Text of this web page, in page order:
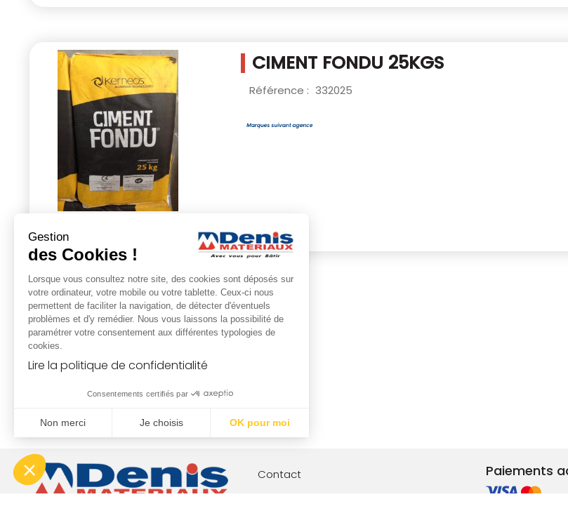
CIMENT FONDU 25KGS
Référence : 332025
Contact
Paiements
Gestion
des Cookies !
Lorsque vous consultez notre site, des cookies sont déposés sur
votre ordinateur, votre mobile ou votre tablette. Ceux-ci nous
permettent de faciliter la navigation, de détecter d'éventuels
problèmes et d'y remédier. Nous vous laissons la possibilité de
paramétrer votre consentement aux différentes typologies de
cookies.
Lire la politique de confidentialité
Consentements certifiés par
Non merci Je choisis OK pour moi
Notre plateforme vous permet d'adapter et de gérer vos paramètres de confidentialité, en garantissant la